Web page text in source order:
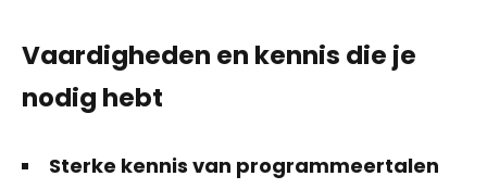
Vaardigheden en kennis die je
nodig hebt
Sterke kennis van programmeertalen